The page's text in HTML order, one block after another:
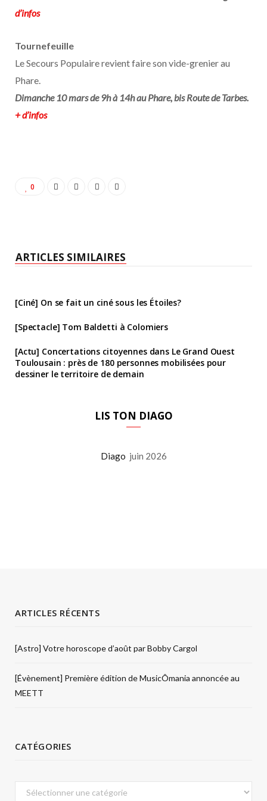
d’infos
Tournefeuille
Le Secours Populaire revient faire son vide-grenier au
Phare.
Dimanche 10 mars de 9h à 14h au Phare, bis Route de Tarbes.
+ d’infos
0
ARTICLES SIMILAIRES
[Ciné] On se fait un ciné sous les Étoiles?
[Spectacle] Tom Baldetti à Colomiers
[Actu] Concertations citoyennes dans Le Grand Ouest
Toulousain : près de 180 personnes mobilisées pour
dessiner le territoire de demain
LIS TON DIAGO
Diago juin 2026
ARTICLES RÉCENTS
[Astro] Votre horoscope d’août par Bobby Cargol
[Évènement] Première édition de MusicÔmania annoncée au
MEETT
CATÉGORIES
Catégories